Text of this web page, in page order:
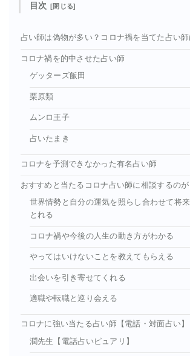
目次
占い師は偽物が多い？コロナ禍を当てた占い師
コロナ禍を的中させた占い師
ゲッターズ飯田
栗原類
ムンロ王子
占いたまき
コロナを予測できなかった有名占い師
おすすめと当たるコロナ占い師に相談するの
世界情勢と自分の運気を照らし合わせて将
とれる
コロナ禍や今後の人生の動き方がわかる
やってはいけないことを教えてもらえる
出会いを引き寄せてくれる
適職や転職と巡り会える
コロナに強い当たる占い師【電話・対面占い】
潤先生【電話占いピュアリ】